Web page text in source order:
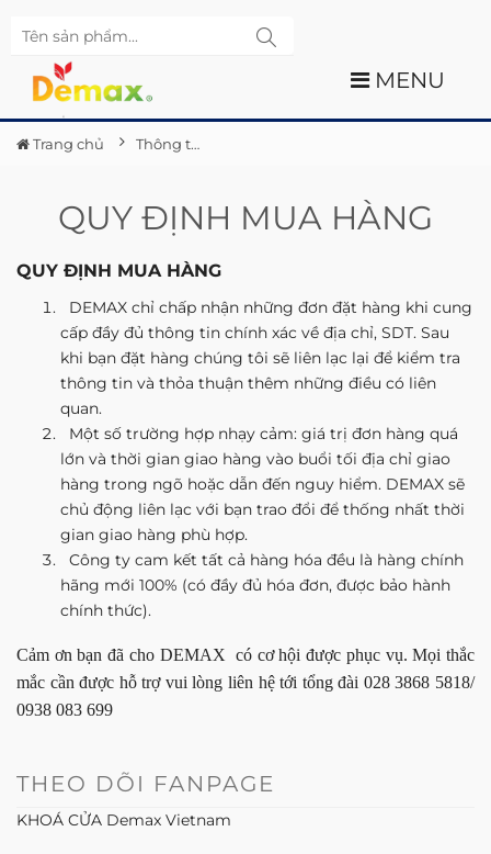
MENU
Trang chủ Thông tin
QUY ĐỊNH MUA HÀNG
QUY ĐỊNH MUA HÀNG
DEMAX chỉ chấp nhận những đơn đặt hàng khi cung
cấp đầy đủ thông tin chính xác về địa chỉ, SDT. Sau
khi bạn đặt hàng chúng tôi sẽ liên lạc lại để kiểm tra
thông tin và thỏa thuận thêm những điều có liên
quan.
Một số trường hợp nhạy cảm: giá trị đơn hàng quá
lớn và thời gian giao hàng vào buổi tối địa chỉ giao
hàng trong ngõ hoặc dẫn đến nguy hiểm. DEMAX sẽ
chủ động liên lạc với bạn trao đổi để thống nhất thời
gian giao hàng phù hợp.
Công ty cam kết tất cả hàng hóa đều là hàng chính
hãng mới 100% (có đầy đủ hóa đơn, được bảo hành
chính thức).
Cảm ơn bạn đã cho DEMAX có cơ hội được phục vụ. Mọi thắc
mắc cần được hỗ trợ vui lòng liên hệ tới tổng đài 028 3868 5818/
0938 083 699
THEO DÕI FANPAGE
KHOÁ CỬA Demax Vietnam